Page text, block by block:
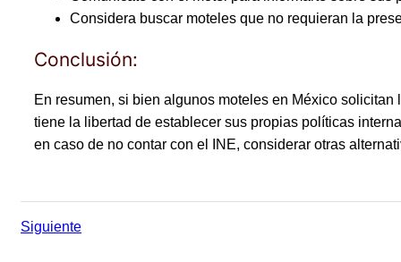
Considera buscar moteles que no requieran la
Conclusión:
En resumen, si bien algunos moteles en México
tiene la libertad de establecer sus propias políticas
en caso de no contar con el INE, considerar otras
Siguiente